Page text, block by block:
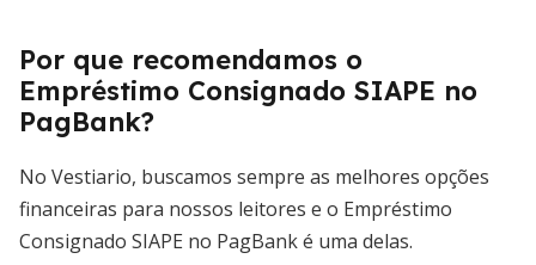
Por que recomendamos o
Empréstimo Consignado SIAPE no
PagBank?
No Vestiario, buscamos sempre as melhores opções
financeiras para nossos leitores e o Empréstimo
Consignado SIAPE no PagBank é uma delas.